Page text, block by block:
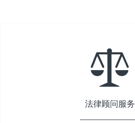
法律顾问服务